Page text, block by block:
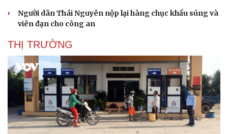
Người dân Thái Nguyên nộp lại hàng chục khẩu súng và
viên đạn cho công an
THỊ TRƯỜNG